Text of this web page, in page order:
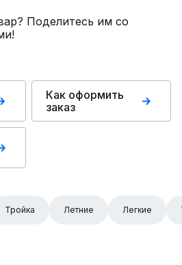
Поделитесь им со
Как оформить
заказ
Тройка Летние Легкие